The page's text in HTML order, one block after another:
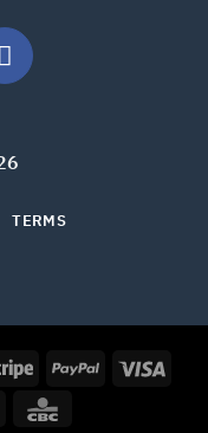
2026 UX Themes
TERMS
Visa
PayPal
CBC